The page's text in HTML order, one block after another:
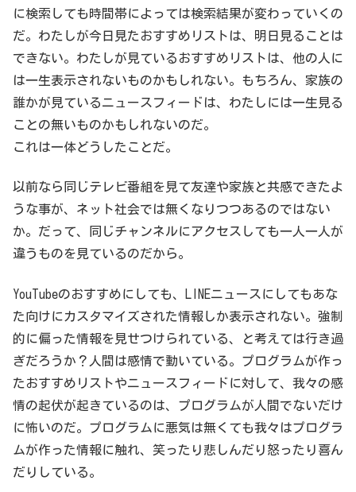
に検索しても時間帯によっては検索結果が変わっていくの
だ。わたしが今日見たおすすめリストは、明日見ることは
できない。わたしが見ているおすすめリストは、他の人に
は一生表示されないものかもしれない。もちろん、家族の
誰かが見ているニュースフィードは、わたしには一生見る
ことの無いものかもしれないのだ。
これは一体どうしたことだ。
以前なら同じテレビ番組を見て友達や家族と共感できたよ
うな事が、ネット社会では無くなりつつあるのではない
か。だって、同じチャンネルにアクセスしても一人一人が
違うものを見ているのだから。
YouTubeのおすすめにしても、LINEニュースにしてもあな
た向けにカスタマイズされた情報しか表示されない。強制
的に偏った情報を見せつけられている、と考えては行き過
ぎだろうか？人間は感情で動いている。プログラムが作っ
たおすすめリストやニュースフィードに対して、我々の感
情の起伏が起きているのは、プログラムが人間でないだけ
に怖いのだ。プログラムに悪気は無くても我々はプログラ
ムが作った情報に触れ、笑ったり悲しんだり怒ったり喜ん
だりしている。